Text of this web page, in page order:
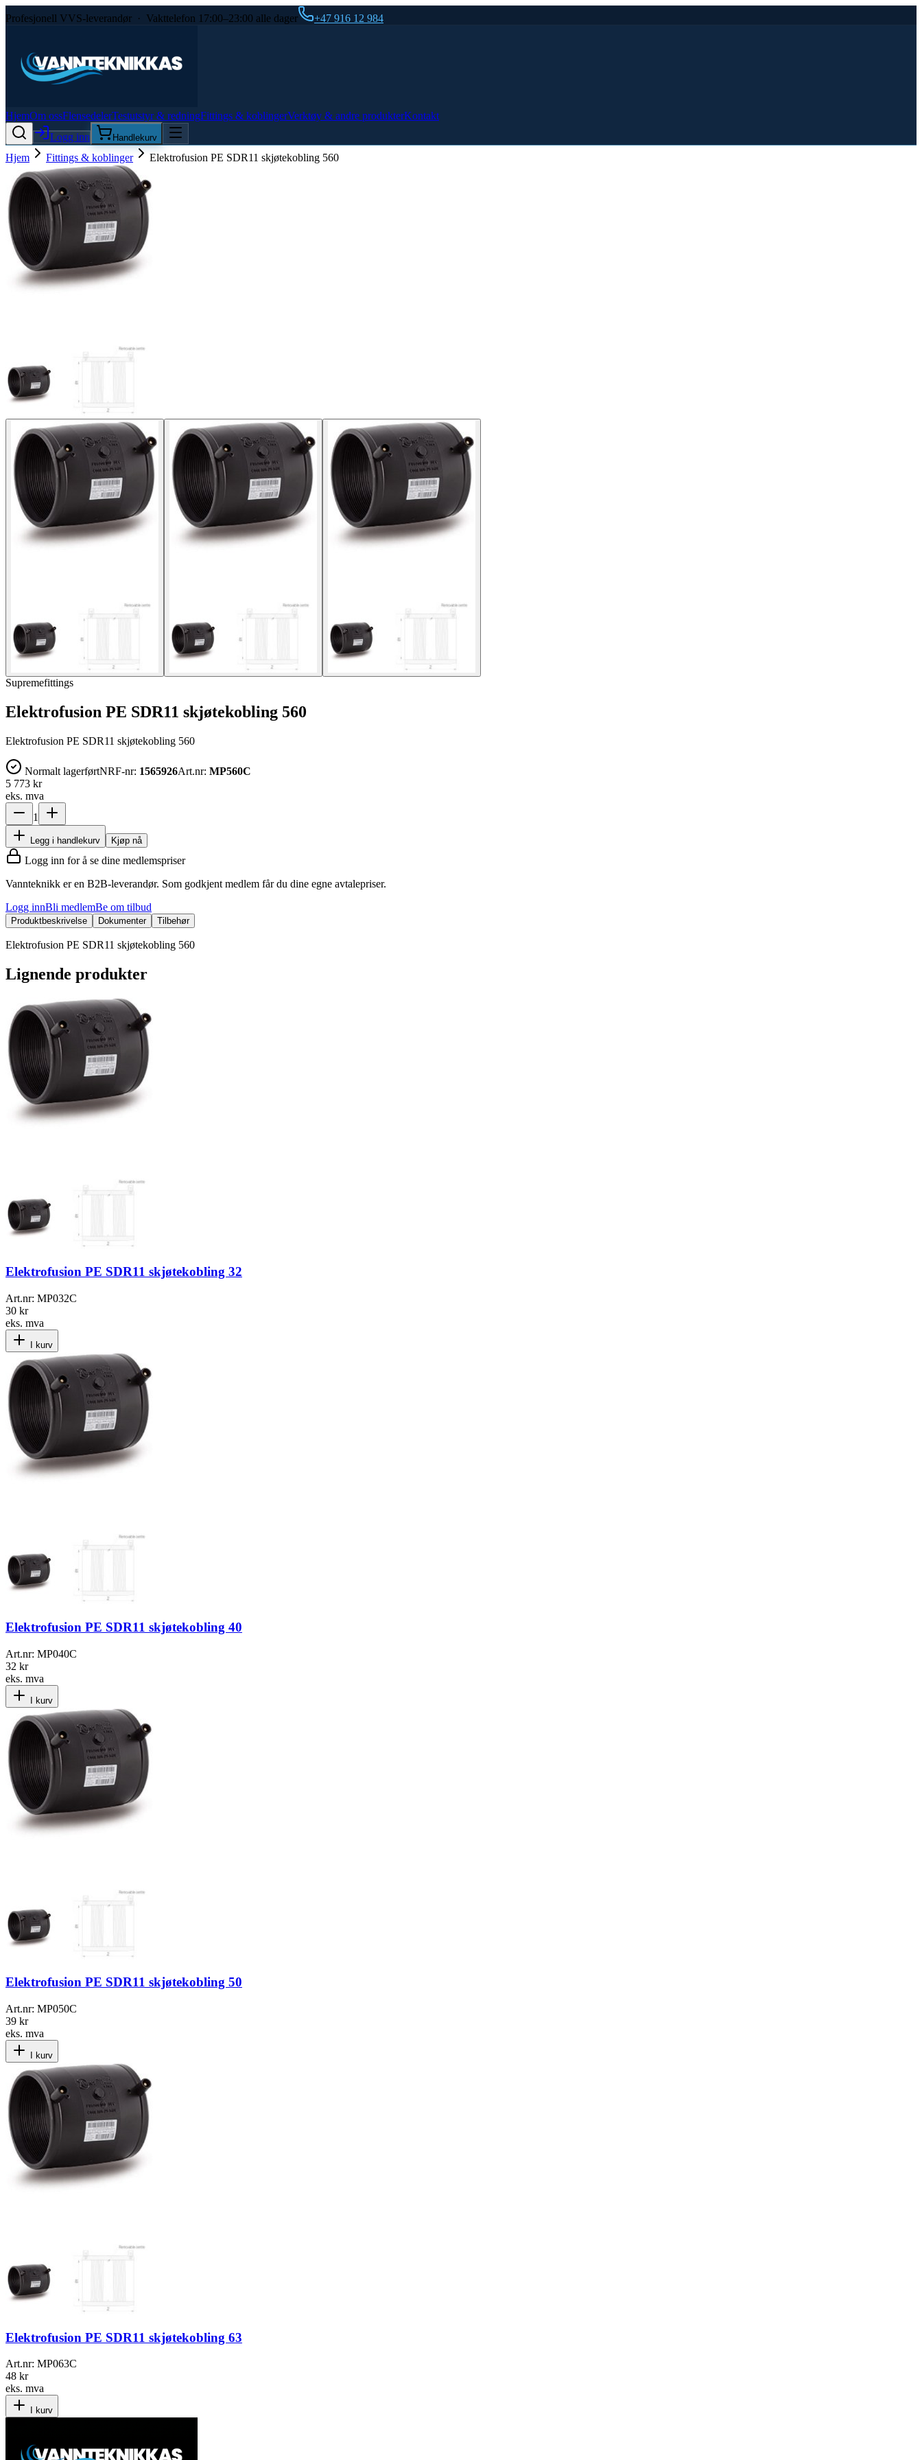
Profesjonell VVS-leverandør · Vakttelefon 17:00–23:00 alle dager +47 916 12 984
HjemOm ossFlensedelerTestutstyr & redningFittings & koblingerVerktøy & andre produkterKontakt
Logg inn
Handlekurv
Hjem Fittings & koblinger Elektrofusion PE SDR11 skjøtekobling 560
Supremefittings
Elektrofusion PE SDR11 skjøtekobling 560
Elektrofusion PE SDR11 skjøtekobling 560
Normalt lagerførtNRF-nr: 1565926Art.nr: MP560C
5 773 kr
eks. mva
1
Legg i handlekurv Kjøp nå
Logg inn for å se dine medlemspriser
Vannteknikk er en B2B-leverandør. Som godkjent medlem får du dine egne avtalepriser.
Logg innBli medlemBe om tilbud
Produktbeskrivelse Dokumenter Tilbehør
Elektrofusion PE SDR11 skjøtekobling 560
Lignende produkter
Elektrofusion PE SDR11 skjøtekobling 32
Art.nr: MP032C
30 kr
eks. mva
I kurv
Elektrofusion PE SDR11 skjøtekobling 40
Art.nr: MP040C
32 kr
eks. mva
I kurv
Elektrofusion PE SDR11 skjøtekobling 50
Art.nr: MP050C
39 kr
eks. mva
I kurv
Elektrofusion PE SDR11 skjøtekobling 63
Art.nr: MP063C
48 kr
eks. mva
I kurv